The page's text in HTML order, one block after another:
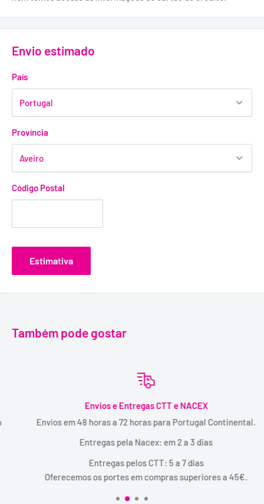
DIMENSÕES:
MATERIAL:
PVC.
Envio estimado
País
Província
Código Postal
Estimativa
Também pode gostar
Envios e Entregas CTT e NACEX
Envios em 48 horas a 72 horas para Portugal Continental.
Entregas pela Nacex: em 2 a 3 dias
Entregas pelos CTT: 5 a 7 dias
Oferecemos os portes em compras superiores a 45€.